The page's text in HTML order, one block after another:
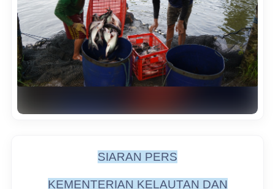
SIARAN PERS
KEMENTERIAN KELAUTAN DAN